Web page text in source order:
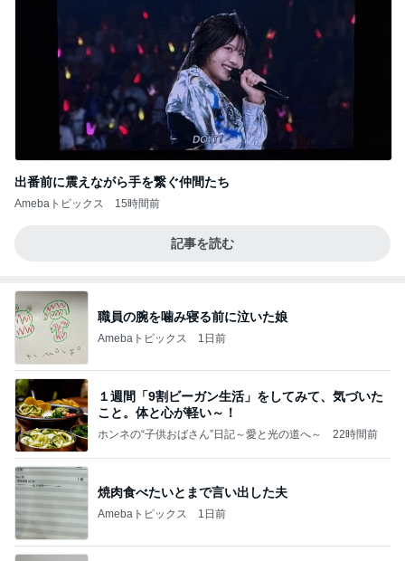
出番前に震えながら手を繋ぐ仲間たち
Amebaトピックス 15時間前
記事を読む
職員の腕を噛み寝る前に泣いた娘
Amebaトピックス 1日前
１週間「9割ビーガン生活」をしてみて、気づいた
こと。体と心が軽い～！
ホンネの“子供おばさん”日記～愛と光の道へ～ 22時間前
焼肉食べたいとまで言い出した夫
Amebaトピックス 1日前